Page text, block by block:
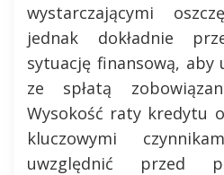
wystarczającymi
jednak dokładnie
sytuację finansową,
ze spłatą
Wysokość raty kredytu
kluczowymi
uwzględnić przed